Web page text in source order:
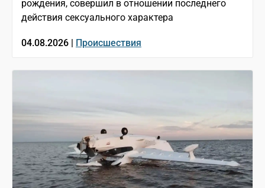
рождения, совершил в отношении последнего
действия сексуального характера
04.08.2026 | Происшествия